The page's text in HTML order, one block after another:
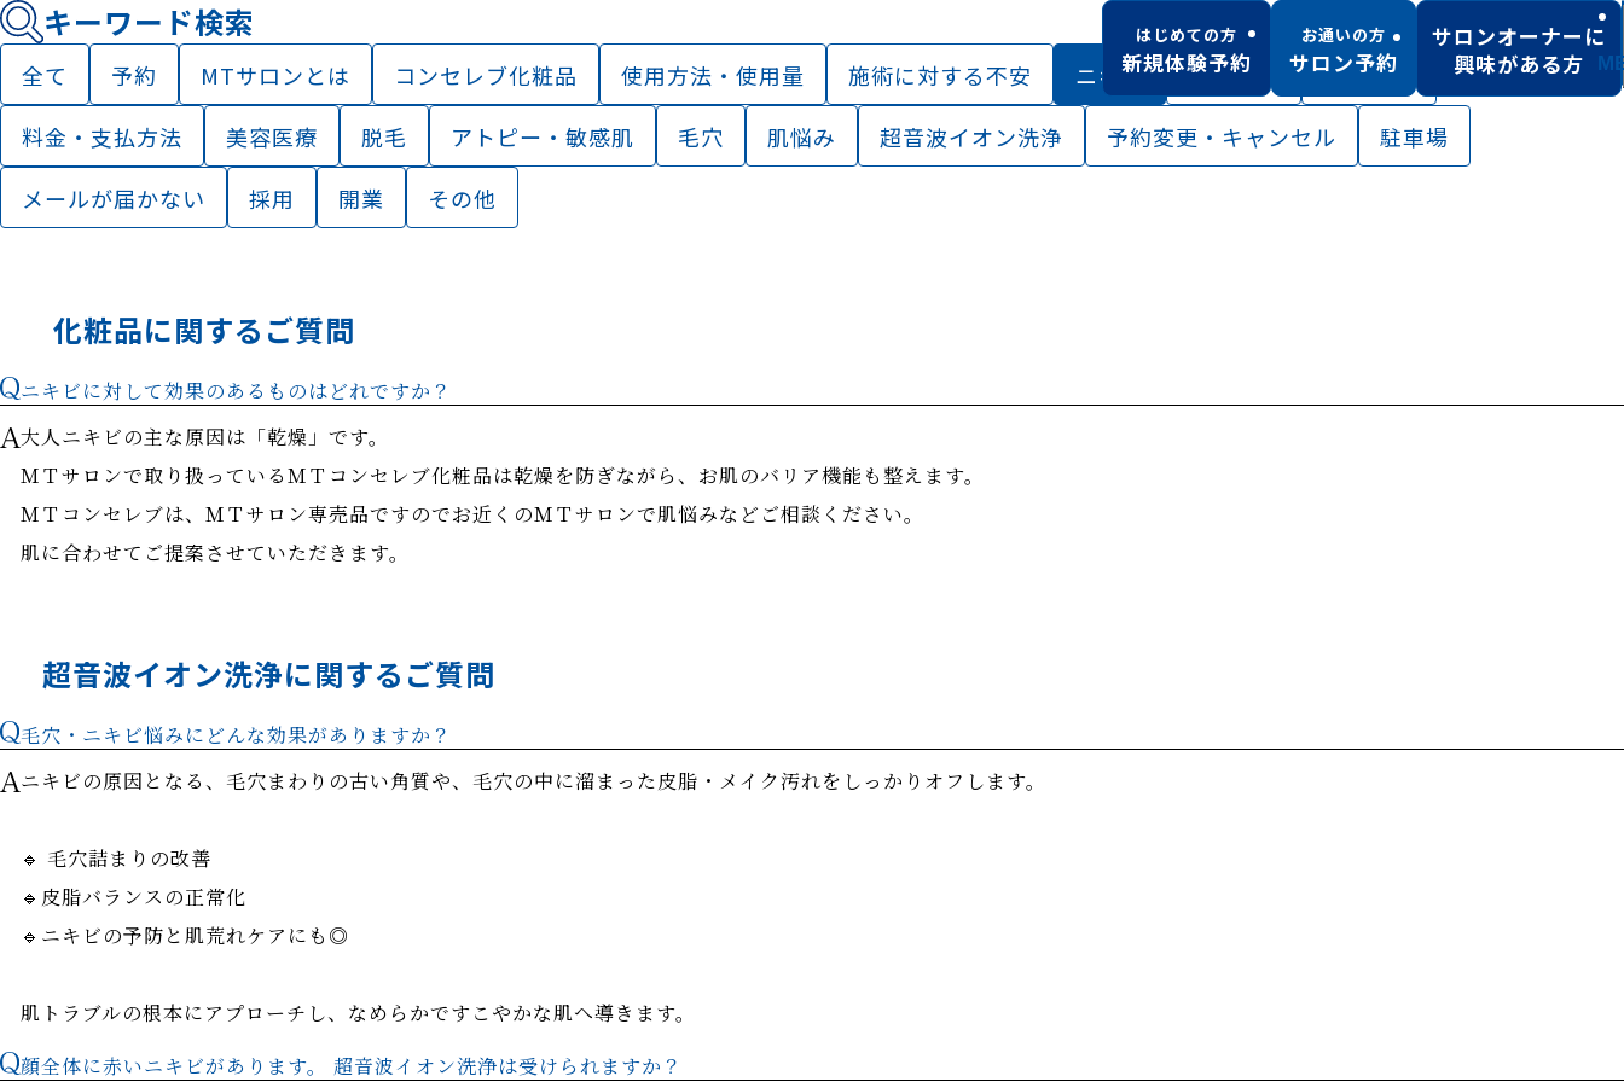
キーワード検索
全て 予約 MTサロンとは コンセレブ化粧品 使用方法・使用量 施術に対する不安 ニキビ 施術当日
初回体験
料金・支払方法
美容医療 脱毛 アトピー・敏感肌 毛穴 肌悩み 超音波イオン洗浄 予約変更・キャンセル
駐車場
メールが届かない
採用 開業 その他
化粧品に関するご質問
ニキビに対して効果のあるものはどれですか？
大人ニキビの主な原因は「乾燥」です。
ＭＴサロンで取り扱っているＭＴコンセレブ化粧品は乾燥を防ぎながら、お肌のバリア機能も整えます。
ＭＴコンセレブは、ＭＴサロン専売品ですのでお近くのＭＴサロンで肌悩みなどご相談ください。
肌に合わせてご提案させていただきます。
超音波イオン洗浄に関するご質問
毛穴・ニキビ悩みにどんな効果がありますか？
ニキビの原因となる、毛穴まわりの古い角質や、毛穴の中に溜まった皮脂・メイク汚れをしっかりオフします。
🔹 毛穴詰まりの改善
🔹皮脂バランスの正常化
🔹ニキビの予防と肌荒れケアにも◎
肌トラブルの根本にアプローチし、なめらかですこやかな肌へ導きます。
顔全体に赤いニキビがあります。 超音波イオン洗浄は受けられますか？
はじめての方
新規体験予約
お通いの方
サロン予約
サロンオーナーに
興味がある方